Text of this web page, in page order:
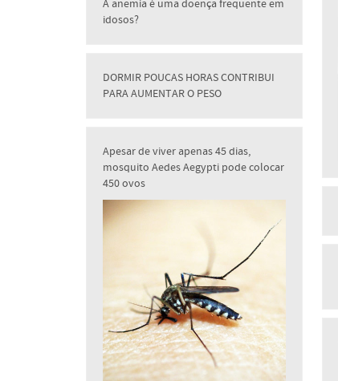
A anemia é uma doença frequente em
idosos?
DORMIR POUCAS HORAS CONTRIBUI
PARA AUMENTAR O PESO
Apesar de viver apenas 45 dias,
mosquito Aedes Aegypti pode colocar
450 ovos